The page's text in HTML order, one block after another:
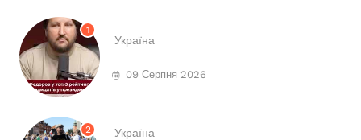
1
Україна
09 Серпня 2026
2 Україна